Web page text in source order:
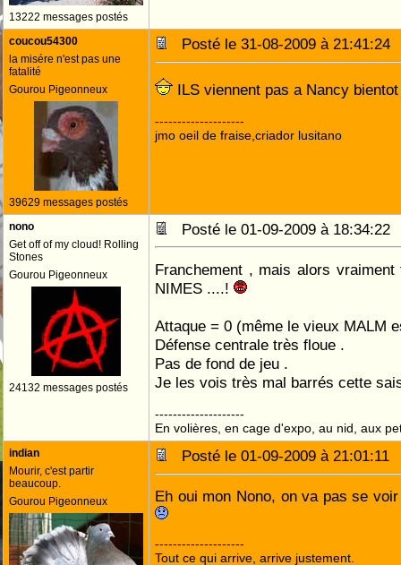
13222 messages postés
coucou54300
la misére n'est pas une
fatalité
Gourou Pigeonneux
39629 messages postés
Posté le 31-08-2009 à
ILS viennent pas a Nancy
--------------------
jmo oeil de fraise,criador lusitano
nono
Get off of my cloud! Rolling
Stones
Gourou Pigeonneux
24132 messages postés
Posté le 01-09-2009 à
Franchement , mais alors
NIMES ....!
Attaque = 0 (même le vieux MALM
Défense centrale très floue .
Pas de fond de jeu .
Je les vois très mal barrés cette
--------------------
En volières, en cage d'expo, au nid, aux
indian
Mourir, c'est partir
beaucoup.
Gourou Pigeonneux
Posté le 01-09-2009 à
Eh oui mon Nono, on va pas se
--------------------
Tout ce qui arrive, arrive justement.